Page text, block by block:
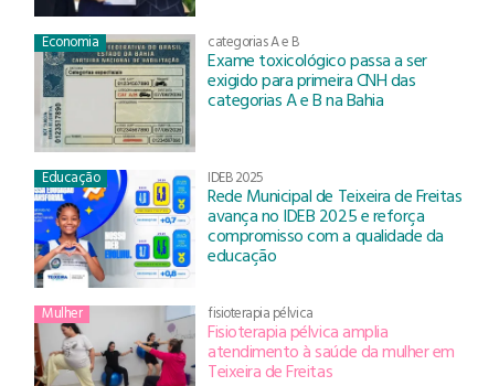
Economia categorias A e B
Exame toxicológico passa a ser
exigido para primeira CNH das
categorias A e B na Bahia
Educação IDEB 2025
Rede Municipal de Teixeira de Freitas
avança no IDEB 2025 e reforça
compromisso com a qualidade da
educação
Mulher fisioterapia pélvica
Fisioterapia pélvica amplia
atendimento à saúde da mulher em
Teixeira de Freitas